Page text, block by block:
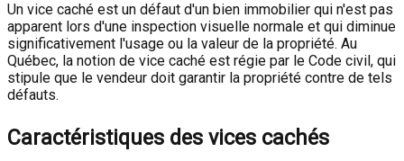
Un vice caché est un défaut d'un bien immobilier qui n'est pas
apparent lors d'une inspection visuelle normale et qui diminue
significativement l'usage ou la valeur de la propriété. Au
Québec, la notion de vice caché est régie par le Code civil, qui
stipule que le vendeur doit garantir la propriété contre de tels
défauts.
Caractéristiques des vices cachés